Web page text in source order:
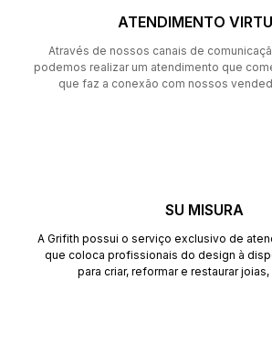
ATENDIMENTO
Através de nossos canais de
podemos realizar um atendimento que
que faz a conexão com nossos
SU MISURA
A Grifith possui o serviço exclusivo de
que coloca profissionais do design à
para criar, reformar e restaurar joias,